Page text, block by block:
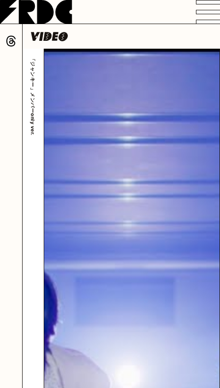
VIDEO
DISCOGRAPHY
GOODS FAN CLUB
HOME
「ジャンキー」メンバーonly ver.